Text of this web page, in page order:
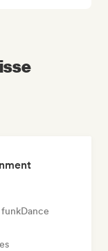
funkDance